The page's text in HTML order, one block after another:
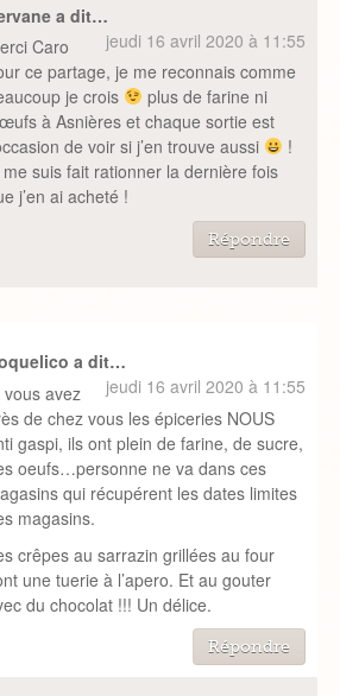
a dit…
jeudi 16 avril 2020 à 11:55
Caro
ce partage, je me reconnais comme
je crois
plus de farine ni
à Asnières et chaque sortie est
de voir si j’en trouve aussi
!
suis fait rationner la dernière fois
j’en ai acheté !
Répondre
a dit…
jeudi 16 avril 2020 à 11:55
vous avez
de chez vous les épiceries NOUS
gaspi, ils ont plein de farine, de sucre,
oeufs…personne ne va dans ces
qui récupérent les dates limites
magasins.
crêpes au sarrazin grillées au four
une tuerie à l’apero. Et au gouter
du chocolat !!! Un délice.
Répondre